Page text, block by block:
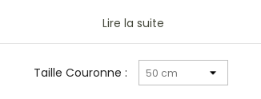
Lire la suite
Taille Couronne :